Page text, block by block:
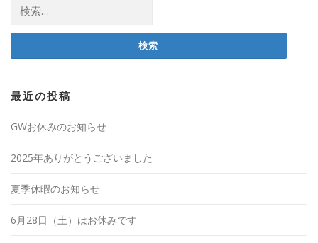
索:
最近の投稿
GWお休みのお知らせ
2025年ありがとうございました
夏季休暇のお知らせ
6月28日（土）はお休みです